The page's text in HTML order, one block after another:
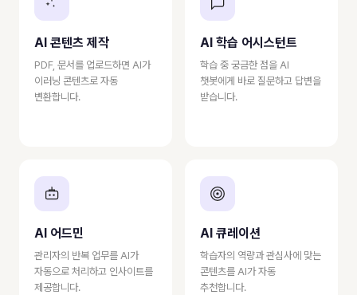
AI 콘텐츠 제작
PDF, 문서를 업로드하면 AI가
이러닝 콘텐츠로 자동
변환합니다.
AI 학습 어시스턴트
학습 중 궁금한 점을 AI
챗봇에게 바로 질문하고 답변을
받습니다.
AI 어드민
관리자의 반복 업무를 AI가
자동으로 처리하고 인사이트를
제공합니다.
AI 큐레이션
학습자의 역량과 관심사에 맞는
콘텐츠를 AI가 자동
추천합니다.